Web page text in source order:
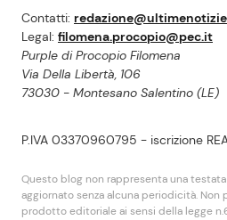
Contatti:
Legal: filomena.procopio@pec.it
Purple di Procopio Filomena
Via Della Libertà, 106
73030 - Montesano Salentino (LE)
P.IVA 03370960795 - iscrizione
Questo blog non rappresenta una
aggiornato senza alcuna periodicità.
prodotto editoriale ai sensi della legge